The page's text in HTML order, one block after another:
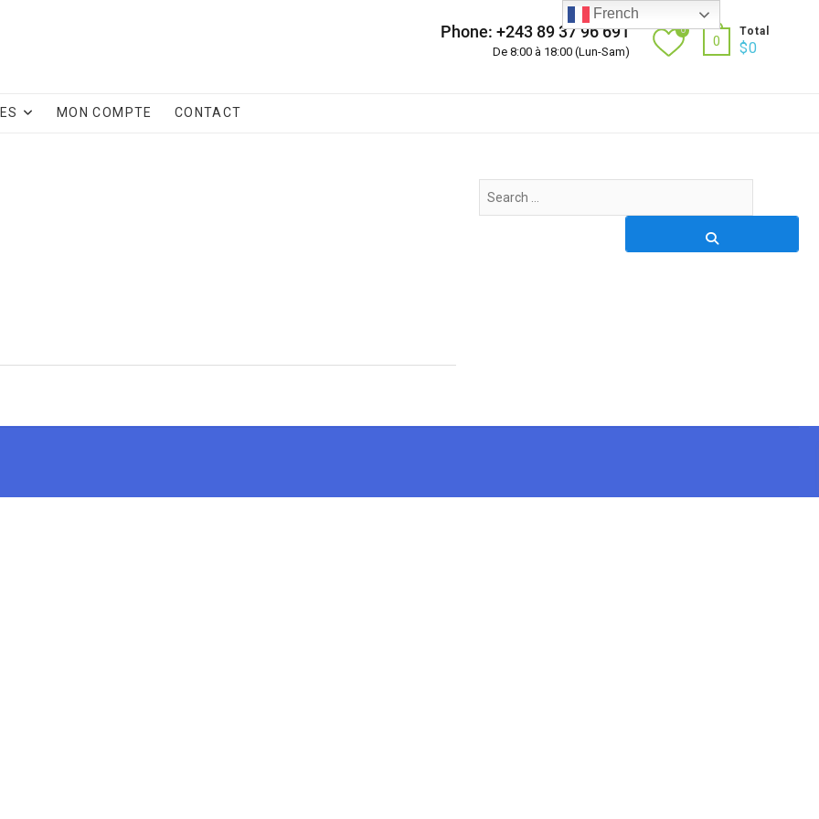
Phone: +243 89 37 96 691
De 8:00 à 18:00 (Lun-Sam)
0
0
Total
$0
MON COMPTE CONTACT
Search
French